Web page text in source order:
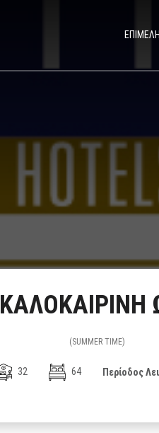
ΚΑΛΟΚΑΙΡΙΝΗ
(SUMMER TIME)
32
64 Περίοδος